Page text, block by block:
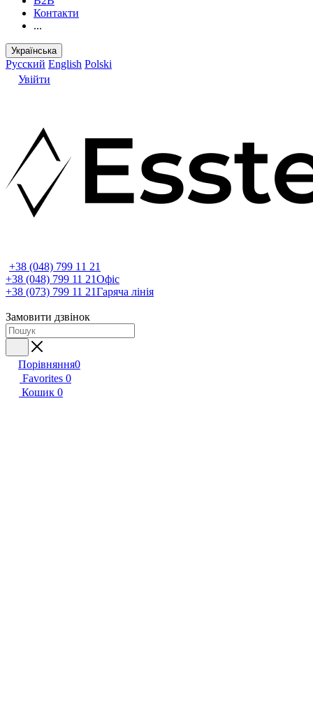
Контакти
...
Українська
Русский English Polski
Увійти
+38 (048) 799 11 21
+38 (048) 799 11 21Офіс
+38 (073) 799 11 21Гаряча лінія
Замовити дзвінок
Порівняння0
Favorites 0
Кошик 0